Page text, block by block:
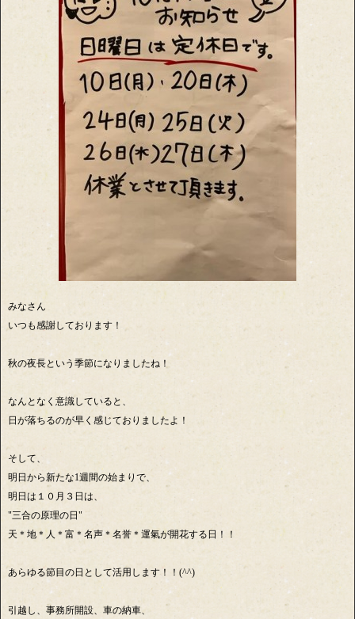
みなさん
いつも感謝しております！
秋の夜長という季節になりましたね！
なんとなく意識していると、
日が落ちるのが早く感じておりましたよ！
そして、
明日から新たな1週間の始まりで、
明日は１０月３日は、
"三合の原理の日"
天＊地＊人＊富＊名声＊名誉＊運氣が開花する日！！
あらゆる節目の日として活用します！！(^^)
引越し、事務所開設、車の納車、